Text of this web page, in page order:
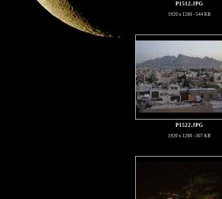
P1512.JPG
1920 x 1280 - 544 KB
P1522.JPG
1920 x 1280 - 307 KB